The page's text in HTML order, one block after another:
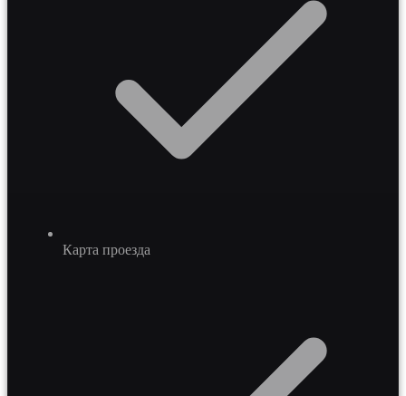
Карта проезда